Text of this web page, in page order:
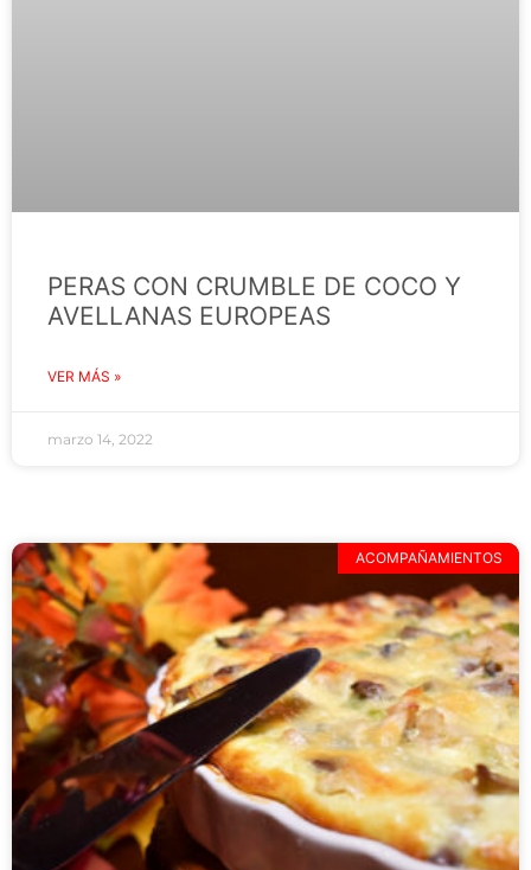
PERAS CON CRUMBLE DE COCO Y
AVELLANAS EUROPEAS
VER MÁS »
marzo 14, 2022
ACOMPAÑAMIENTOS